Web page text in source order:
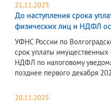
21.11.2025
До наступления срока
физических лиц и НДФЛ
УФНС России по
срок уплаты имущественных
НДФЛ по налоговому
позднее первого декабря
20.11.2025